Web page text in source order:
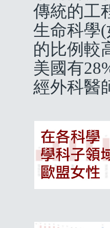
傳統的工
生命科學
的比例較
美國有
經外科醫